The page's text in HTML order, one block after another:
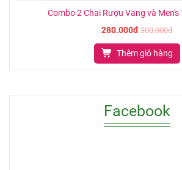
Combo 2 Chai Rượu Vang và
280.000đ 300.000đ
Thêm giỏ hàng
Facebook